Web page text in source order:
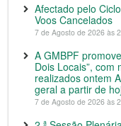
Afectado pelo
Voos Cancelados
7 de Agosto de 2026 às
A GMBPF
Dois Locais”,
realizados ontem
geral a partir de
7 de Agosto de 2026 às